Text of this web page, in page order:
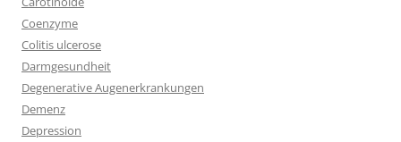
Coenzyme
Colitis ulcerose
Darmgesundheit
Degenerative Augenerkrankungen
Demenz
Depression